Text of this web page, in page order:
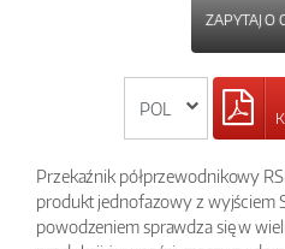
ZAPYTAJ O
Przekaźnik półprzewodnikowy
produkt jednofazowy z wyjściem
powodzeniem sprawdza się w